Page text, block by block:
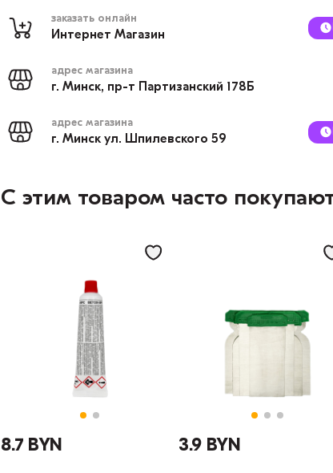
заказать онлайн
Интернет Магазин
адрес магазина
г. Минск, пр-т Партизанский 178Б
адрес магазина
г. Минск ул. Шпилевского 59
С этим товаром часто
8.7 BYN 3.9 BYN